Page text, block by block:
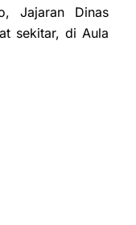
Jajaran Dinas
sekitar, di Aula